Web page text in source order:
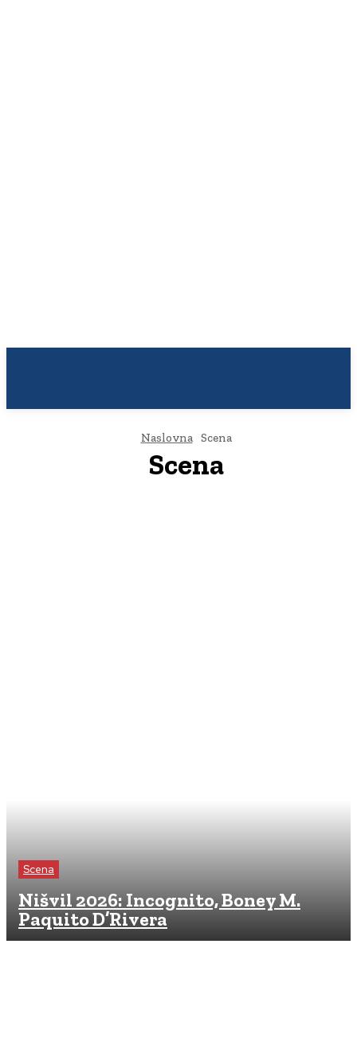
Naslovna Scena
Scena
Scena
Nišvil 2026: Incognito, Boney M.
Paquito D’Rivera